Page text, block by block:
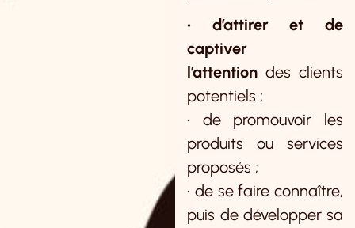
• d’attirer et de
captiver
l’attention des clients
potentiels ;
• de promouvoir les
produits ou services
proposés ;
• de se faire connaître,
puis de développer sa